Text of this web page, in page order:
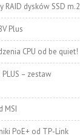
RAID dysków SSD m.2
Plus
CPU od be quiet!
– zestaw
MSI
PoE+ od TP-Link